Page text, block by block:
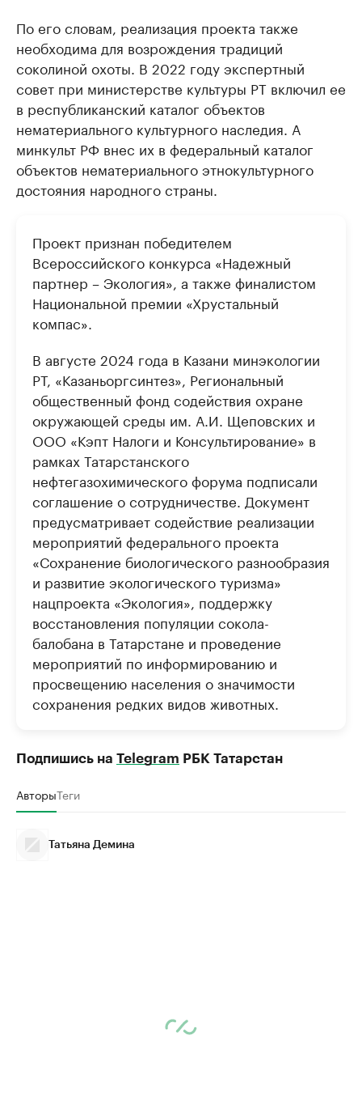
По его словам, реализация проекта также
необходима для возрождения традиций
соколиной охоты. В 2022 году экспертный
совет при министерстве культуры РТ включил ее
в республиканский каталог объектов
нематериального культурного наследия. А
минкульт РФ внес их в федеральный каталог
объектов нематериального этнокультурного
достояния народного страны.
Проект признан победителем
Всероссийского конкурса «Надежный
партнер – Экология», а также финалистом
Национальной премии «Хрустальный
компас».
В августе 2024 года в Казани минэкологии
РТ, «Казаньоргсинтез», Региональный
общественный фонд содействия охране
окружающей среды им. А.И. Щеповских и
ООО «Кэпт Налоги и Консультирование» в
рамках Татарстанского
нефтегазохимического форума подписали
соглашение о сотрудничестве. Документ
предусматривает содействие реализации
мероприятий федерального проекта
«Сохранение биологического разнообразия
и развитие экологического туризма»
нацпроекта «Экология», поддержку
восстановления популяции сокола-
балобана в Татарстане и проведение
мероприятий по информированию и
просвещению населения о значимости
сохранения редких видов животных.
Подпишись на Telegram РБК Татарстан
АвторыТеги
Татьяна Демина